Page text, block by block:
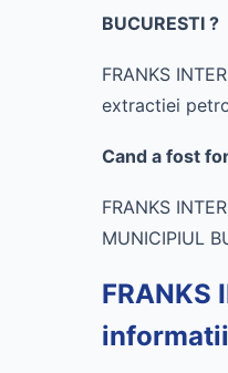
BUCURESTI ?
FRANKS
extractiei
Cand a fost
FRANKS
MUNICIPIUL
FRANKS